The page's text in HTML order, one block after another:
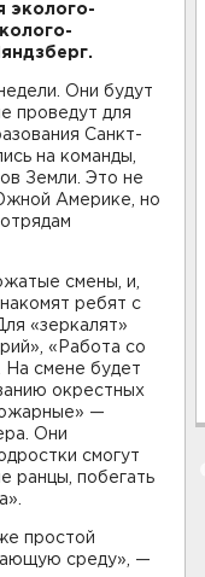
эколого-
Они будут
проведут для
Санкт-
на команды,
Земли. Это не
Америке, но
смены, и,
ребят с
«зеркалят»
«Работа со
На смене будет
окрестных
—
Они
смогут
ранцы, побегать
простой
среду», —